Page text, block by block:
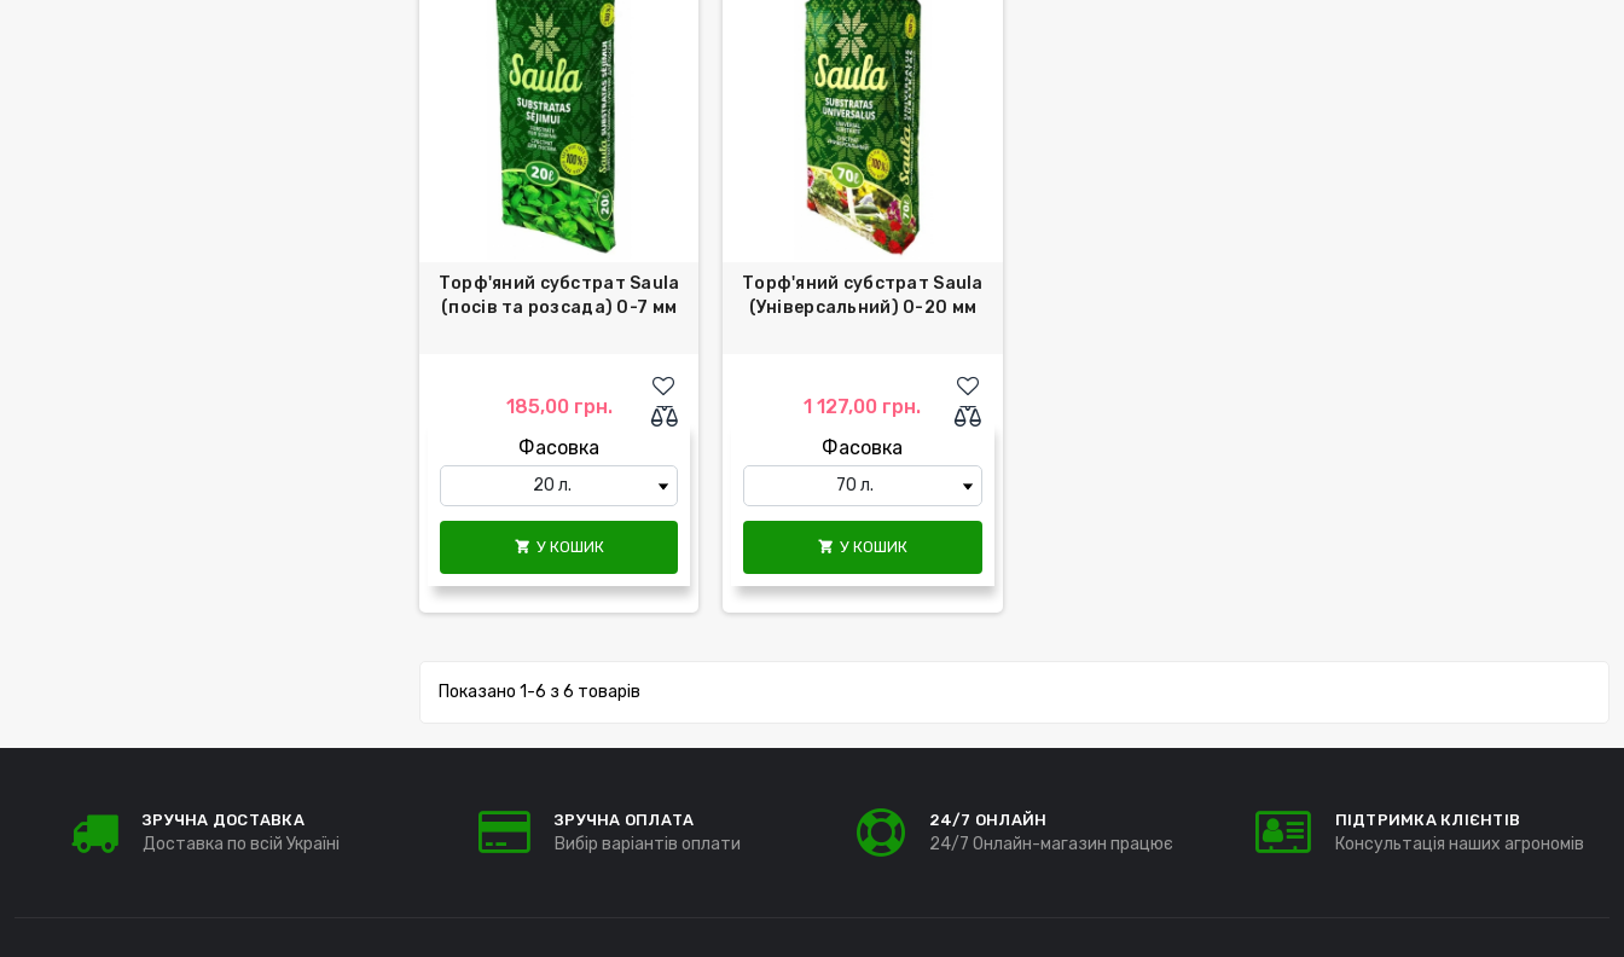
Торф'яний субстрат Saula
(посів та розсада) 0-7 мм
185,00 грн.
Фасовка
 У КОШИК
Торф'яний субстрат Saula
(Універсальний) 0-20 мм
1 127,00 грн.
Фасовка
 У КОШИК
Показано 1-6 з 6 товарів
ЗРУЧНА ДОСТАВКА
Доставка по всій Україні
ЗРУЧНА ОПЛАТА
Вибір варіантів оплати
24/7 ОНЛАЙН
24/7 Онлайн-магазин працює
ПІДТРИМКА КЛІЄНТІВ
Консультація наших агрономів